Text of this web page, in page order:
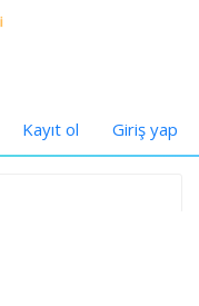
Kayıt ol Giriş yap